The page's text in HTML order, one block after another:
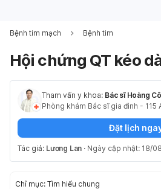
Bệnh tim mạch Bệnh tim
Hội chứng QT kéo
Tham vấn y khoa: Bác sĩ Hoàng
Phòng khám Bác sĩ gia đình - 115
Đặt lịch
Tác giả: Lương Lan · Ngày cập nhật: 18/
Chỉ mục: Tìm hiểu chung